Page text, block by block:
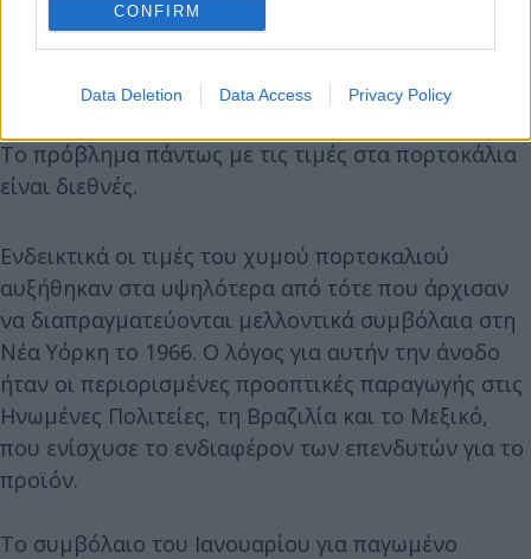
CONFIRM
Data Deletion Data Access Privacy Policy
Το πρόβλημα πάντως με τις τιμές στα πορτοκάλια
είναι διεθνές.
Ενδεικτικά οι τιμές του χυμού πορτοκαλιού
αυξήθηκαν στα υψηλότερα από τότε που άρχισαν
να διαπραγματεύονται μελλοντικά συμβόλαια στη
Νέα Υόρκη το 1966. Ο λόγος για αυτήν την άνοδο
ήταν οι περιορισμένες προοπτικές παραγωγής στις
Ηνωμένες Πολιτείες, τη Βραζιλία και το Μεξικό,
που ενίσχυσε το ενδιαφέρον των επενδυτών για το
προϊόν.
Το συμβόλαιο του Ιανουαρίου για παγωμένο